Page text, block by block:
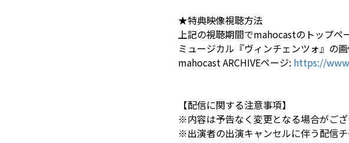
★特典映像視聴方法
上記の視聴期間でmahocastのトップペ
ミュージカル『ヴィンチェンツォ』の
mahocast ARCHIVEページ: https://
【配信に関する注意事項】
※内容は予告なく変更となる場合がござ
※出演者の出演キャンセルに伴う配信